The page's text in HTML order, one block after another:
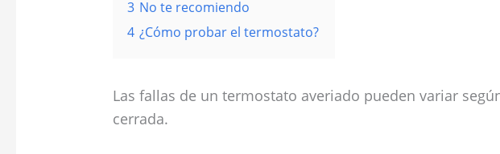
3 No te recomiendo
4 ¿Cómo probar el termostato?
Las fallas de un termostato averiado pueden variar
cerrada.